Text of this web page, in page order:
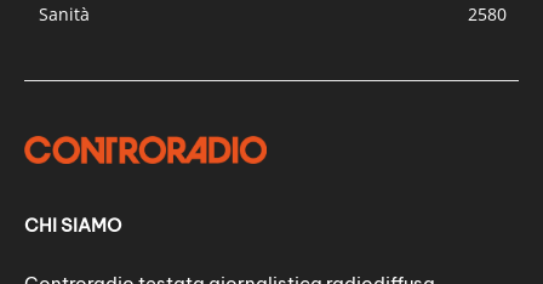
Sanità
2580
CHI SIAMO